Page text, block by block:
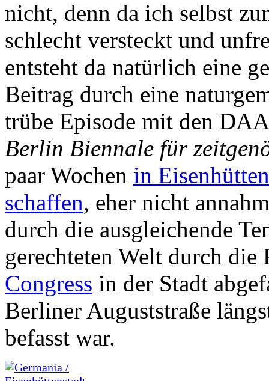
nicht, denn da ich selbst
schlecht versteckt und
entsteht da natürlich eine
Beitrag durch eine
trübe Episode mit den
Berlin Biennale für
paar Wochen in
schaffen, eher nicht
durch die ausgleichende
gerechteten Welt durch die
Congress in der Stadt
Berliner Auguststraße
befasst war.